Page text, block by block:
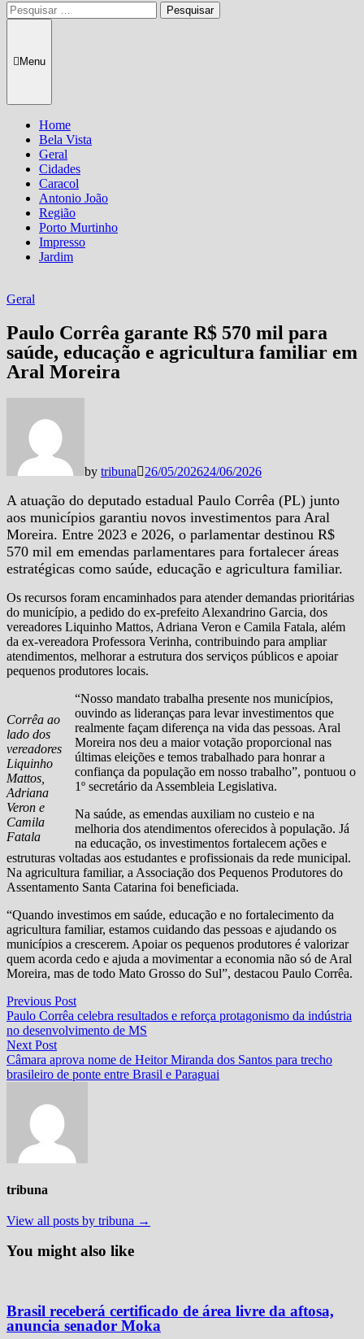
Pesquisar
por:
Menu
Home
Bela Vista
Geral
Cidades
Caracol
Antonio João
Região
Porto Murtinho
Impresso
Jardim
Geral
Paulo Corrêa garante R$ 570 mil para
saúde, educação e agricultura familiar em
Aral Moreira
by tribuna 26/05/202624/06/2026
A atuação do deputado estadual Paulo Corrêa (PL) junto
aos municípios garantiu novos investimentos para Aral
Moreira. Entre 2023 e 2026, o parlamentar destinou R$
570 mil em emendas parlamentares para fortalecer áreas
estratégicas como saúde, educação e agricultura familiar.
Os recursos foram encaminhados para atender demandas prioritárias
do município, a pedido do ex-prefeito Alexandrino Garcia, dos
vereadores Liquinho Mattos, Adriana Veron e Camila Fatala, além
da ex-vereadora Professora Verinha, contribuindo para ampliar
atendimentos, melhorar a estrutura dos serviços públicos e apoiar
pequenos produtores locais.
Corrêa ao
lado dos
vereadores
Liquinho
Mattos,
Adriana
Veron e
Camila
Fatala
“Nosso mandato trabalha presente nos municípios,
ouvindo as lideranças para levar investimentos que
realmente façam diferença na vida das pessoas. Aral
Moreira nos deu a maior votação proporcional nas
últimas eleições e temos trabalhado para honrar a
confiança da população em nosso trabalho”, pontuou o
1º secretário da Assembleia Legislativa.
Na saúde, as emendas auxiliam no custeio e na
melhoria dos atendimentos oferecidos à população. Já
na educação, os investimentos fortalecem ações e
estruturas voltadas aos estudantes e profissionais da rede municipal.
Na agricultura familiar, a Associação dos Pequenos Produtores do
Assentamento Santa Catarina foi beneficiada.
“Quando investimos em saúde, educação e no fortalecimento da
agricultura familiar, estamos cuidando das pessoas e ajudando os
municípios a crescerem. Apoiar os pequenos produtores é valorizar
quem acorda cedo e ajuda a movimentar a economia não só de Aral
Moreira, mas de todo Mato Grosso do Sul”, destacou Paulo Corrêa.
Navegação
de
Post
Previous PostPrevious
post:
Paulo Corrêa celebra resultados e reforça protagonismo da indústria
no desenvolvimento de MS
Next PostNext
post:
Câmara aprova nome de Heitor Miranda dos Santos para trecho
brasileiro de ponte entre Brasil e Paraguai
tribuna
View all posts by tribuna →
You might also like
Brasil receberá certificado de área livre da aftosa,
anuncia senador Moka